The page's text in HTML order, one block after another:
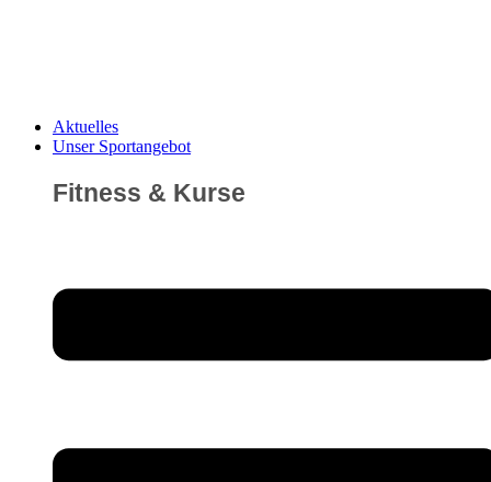
Aktuelles
Unser Sportangebot
Fitness & Kurse